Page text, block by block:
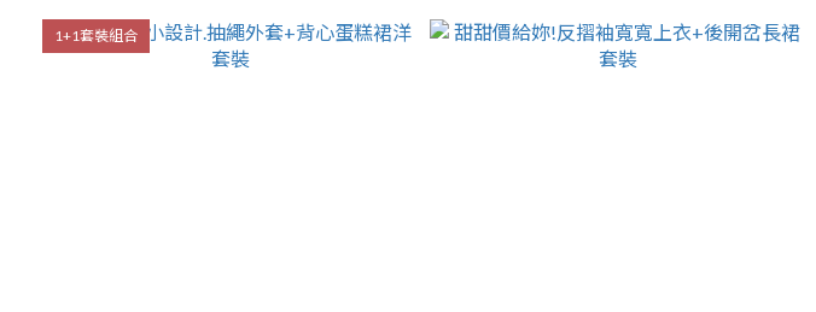
1+1套裝組合